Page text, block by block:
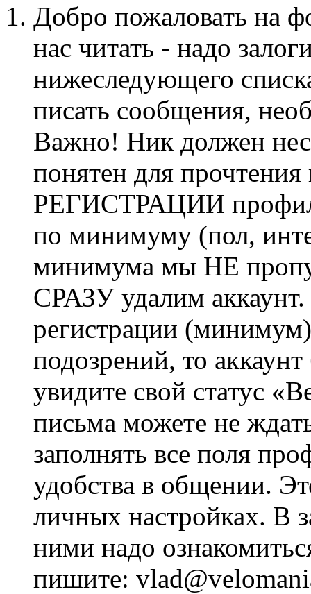
Добро пожаловать на
нас читать - надо
нижеследующего
писать сообщения,
Важно! Ник должен
понятен для
РЕГИСТРАЦИИ профиль
по минимуму (пол,
минимума мы НЕ
СРАЗУ удалим
регистрации
подозрений, то
увидите свой статус
письма можете не
заполнять все поля
удобства в общении.
личных настройках. В
ними надо
пишите: